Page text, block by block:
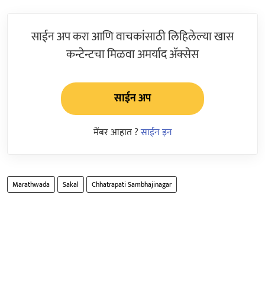
साईन अप करा आणि वाचकांसाठी लिहिलेल्या खास
कन्टेन्टचा मिळवा अमर्याद ॲक्सेस
साईन अप
मेंबर आहात ?साईन इन
Marathwada Sakal Chhatrapati Sambhajinagar